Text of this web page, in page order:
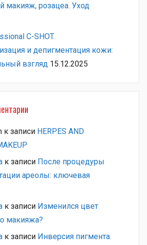
макияж, розацеа. Уход
C-SHOT.
и депигментация кожи:
взгляд 15.12.2025
к записи HERPES AND
к записи После процедуры
ареолы: ключевая
к записи Изменился цвет
макияжа?
к записи Инверсия пигмента.